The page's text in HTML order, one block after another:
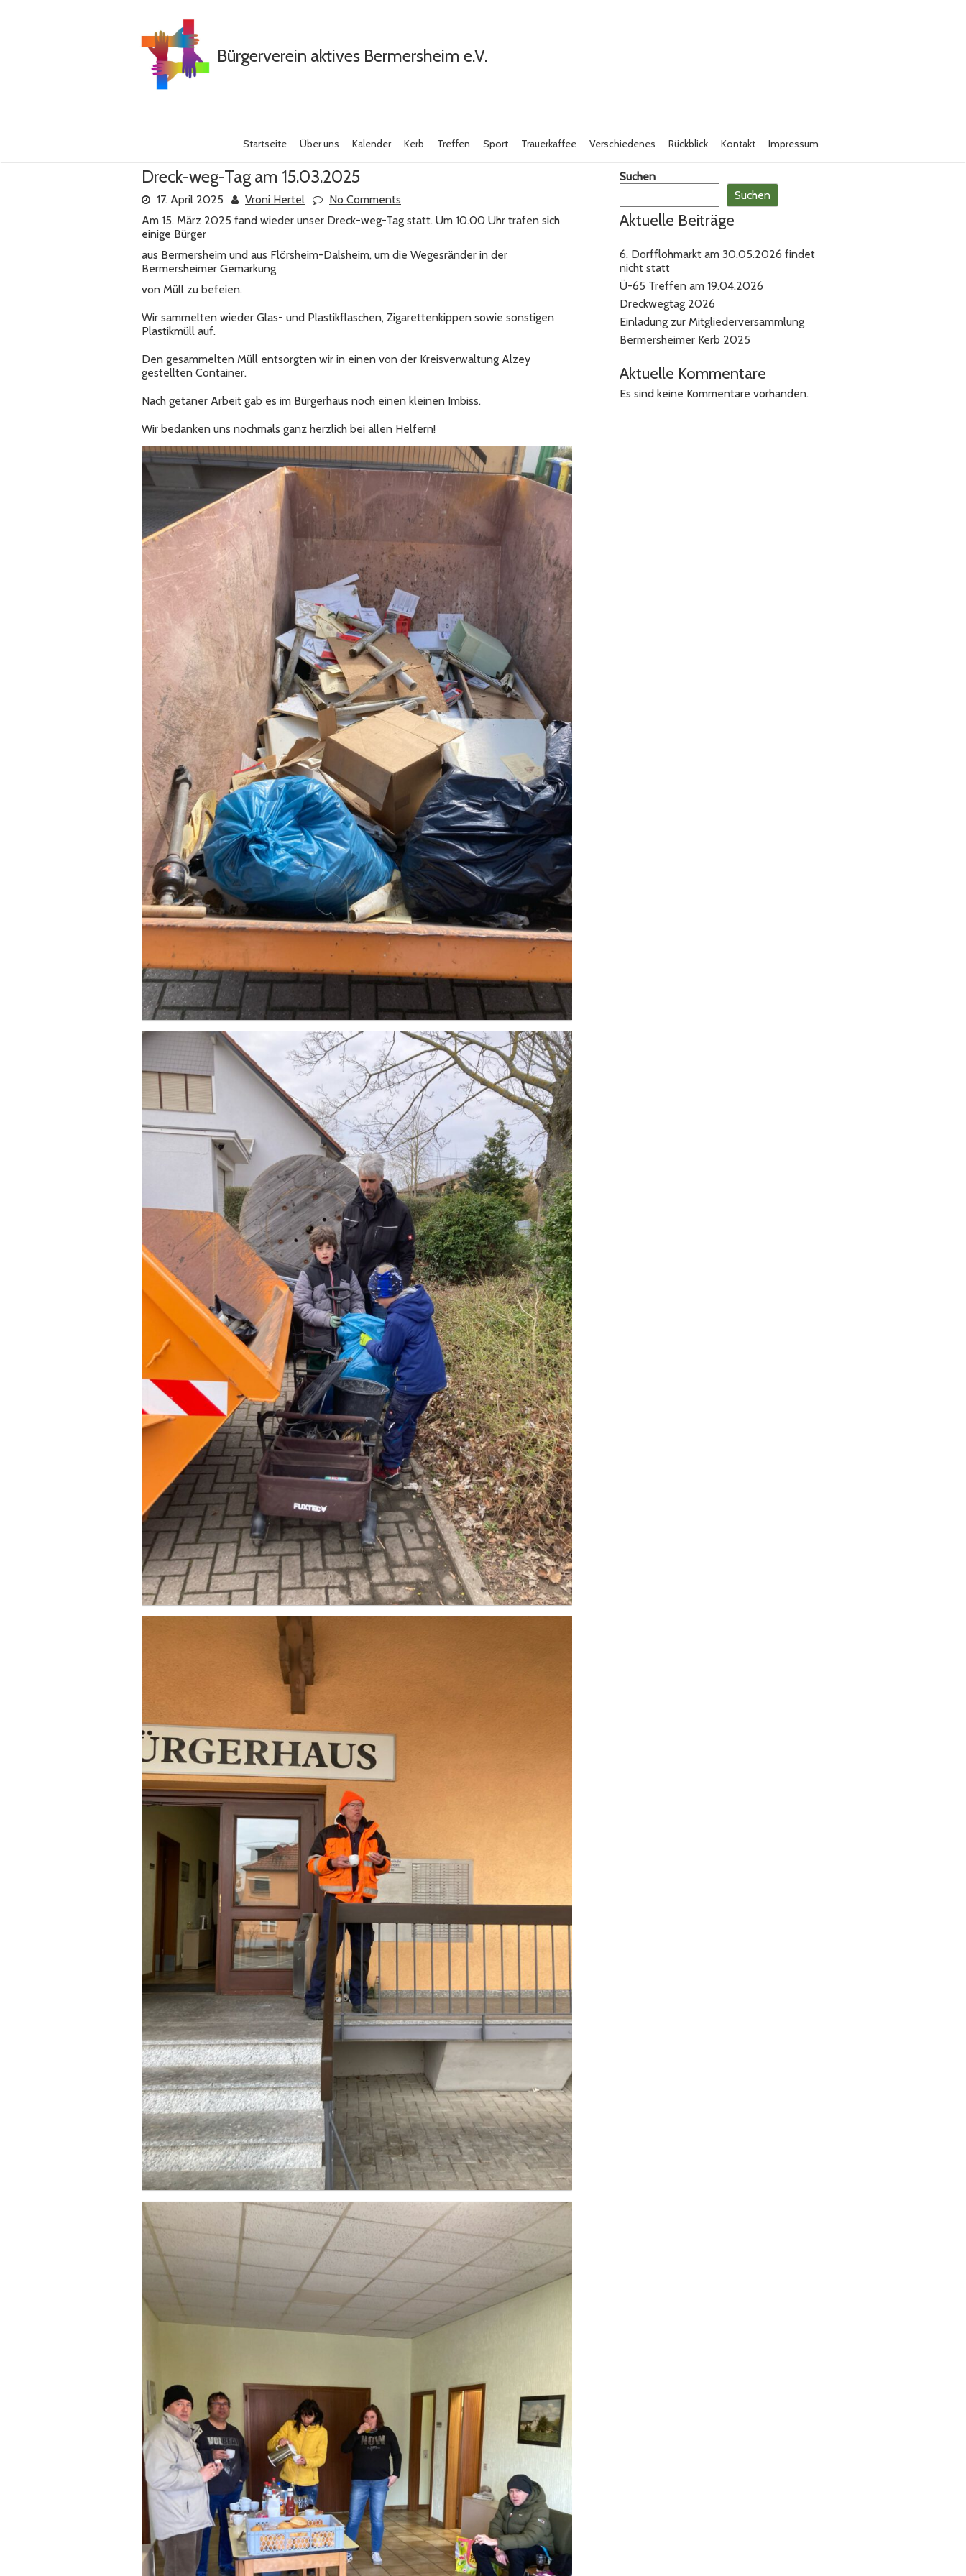
Bürgerverein aktives Bermersheim e.V.
Startseite Über uns Kalender Kerb Treffen Sport Trauerkaffee Verschiedenes Rückblick Kontakt Impressum
Dreck-weg-Tag am 15.03.2025
17. April 2025 Vroni Hertel
No Comments
Am 15. März 2025 fand wieder unser Dreck-weg-Tag statt. Um 10.00 Uhr trafen sich
einige Bürger
aus Bermersheim und aus Flörsheim-Dalsheim, um die Wegesränder in der
Bermersheimer Gemarkung
von Müll zu befeien.
Wir sammelten wieder Glas- und Plastikflaschen, Zigarettenkippen sowie sonstigen
Plastikmüll auf.
Den gesammelten Müll entsorgten wir in einen von der Kreisverwaltung Alzey
gestellten Container.
Nach getaner Arbeit gab es im Bürgerhaus noch einen kleinen Imbiss.
Wir bedanken uns nochmals ganz herzlich bei allen Helfern!
Suchen
Suchen
Aktuelle Beiträge
6. Dorfflohmarkt am 30.05.2026 findet
nicht statt
Ü-65 Treffen am 19.04.2026
Dreckwegtag 2026
Einladung zur Mitgliederversammlung
Bermersheimer Kerb 2025
Aktuelle Kommentare
Es sind keine Kommentare vorhanden.